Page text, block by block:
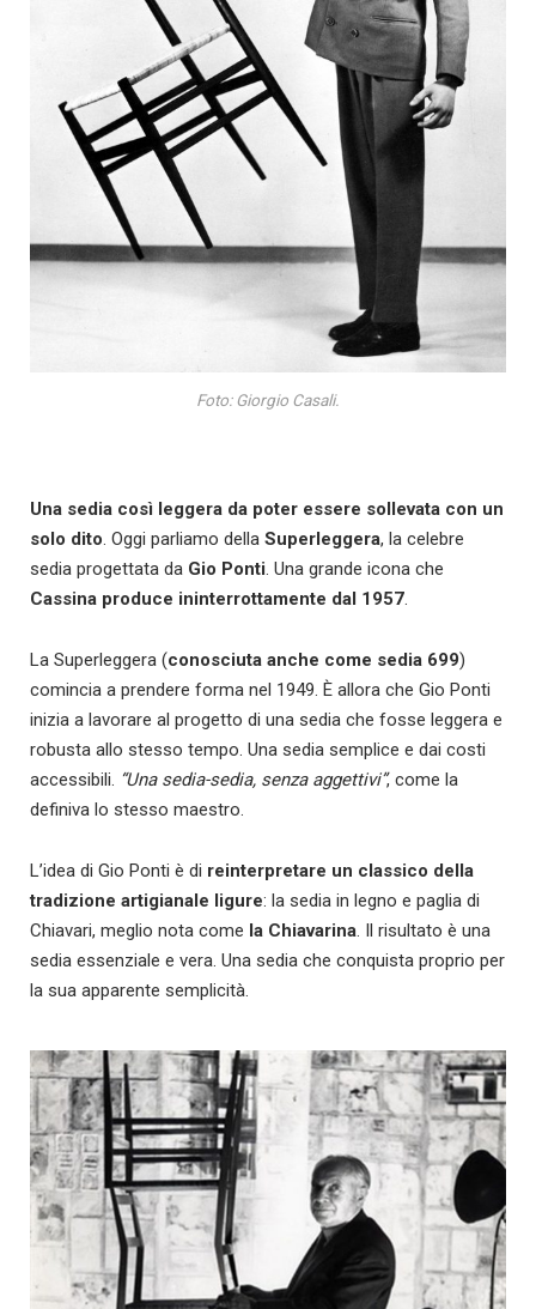
Foto: Giorgio Casali.
Una sedia così leggera da poter essere sollevata con un
solo dito. Oggi parliamo della Superleggera, la celebre
sedia progettata da Gio Ponti. Una grande icona che
Cassina produce ininterrottamente dal 1957.
La Superleggera (conosciuta anche come sedia 699)
comincia a prendere forma nel 1949. È allora che Gio Ponti
inizia a lavorare al progetto di una sedia che fosse leggera e
robusta allo stesso tempo. Una sedia semplice e dai costi
accessibili. “Una sedia-sedia, senza aggettivi”, come la
definiva lo stesso maestro.
L’idea di Gio Ponti è di reinterpretare un classico della
tradizione artigianale ligure: la sedia in legno e paglia di
Chiavari, meglio nota come la Chiavarina. Il risultato è una
sedia essenziale e vera. Una sedia che conquista proprio per
la sua apparente semplicità.